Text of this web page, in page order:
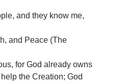
and they know me,
and Peace (The
for God already owns
the Creation; God